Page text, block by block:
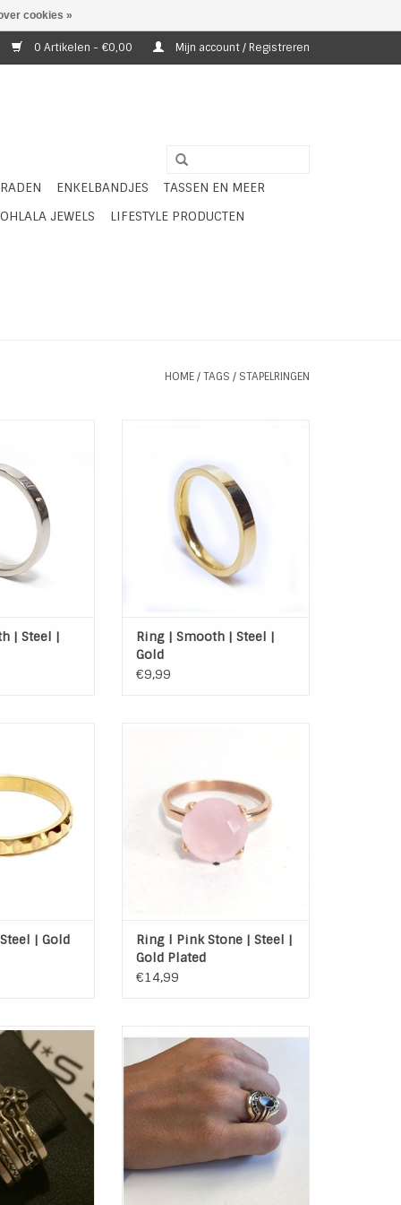
0 Artikelen - €0,00 Mijn account / Registreren
ENKELBANDJES
TASSEN EN MEER
OHLALA JEWELS
LIFESTYLE PRODUCTEN
HOME/TAGS / STAPELRINGEN
of als
in een
WINKELWAGEN
| Steel |
om zo te dragen of als
aanschuifring / stapelring in een
TOEVOEGEN AAN WINKELWAGEN
Ring | Smooth | Steel |
Gold
€9,99
een set
WINKELWAGEN
| Gold
Rose Gold Plated
Kleur: Rose Gold
Kleur Steen: Roze
Doorsnee Steen: 13 mm
Hoogte Steen: 9 mm
Ring l Pink Stone | Steel |
Gold Plated
€14,99
Ringen set
ringen uit de
collectie.
Zilver /
WINKELWAGEN
Ringen set van Charmin's - Shiny
Girl.
De collectie biedt je de
mogelijkheid om je eigen
combinatie te maken met keus
uit tal van ontwerpen in
verschillende kleuren en
materialen. Charmin*s Zilveren,
Golden look en Stalen ringen
cookies »